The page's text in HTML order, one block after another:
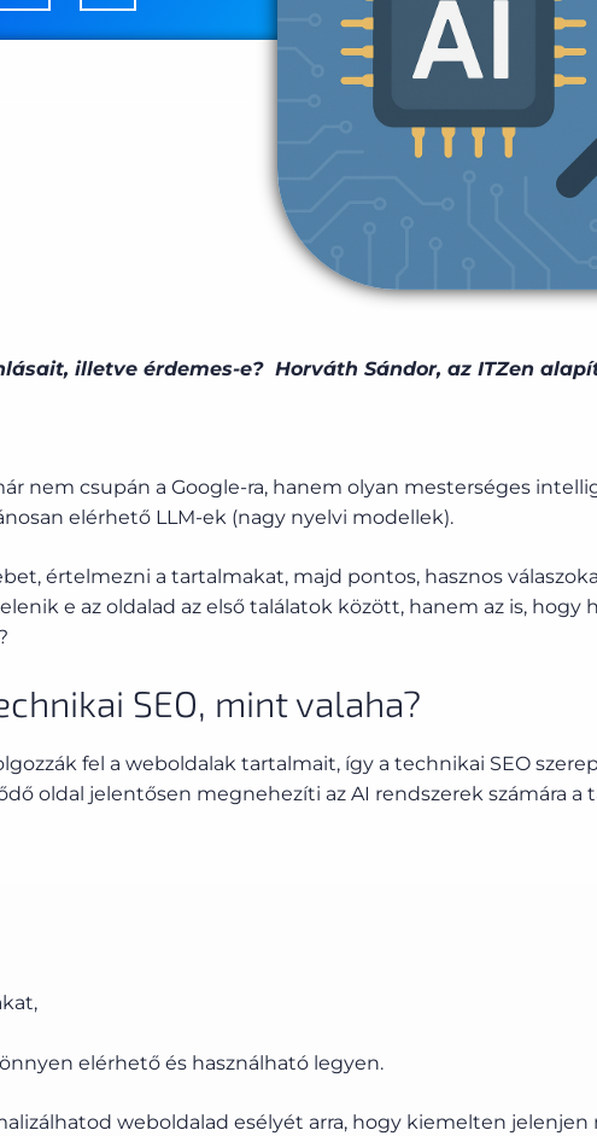
illetve érdemes-e? Horváth Sándor, az ITZen
nem csupán a Google-ra, hanem olyan mesterséges
elérhető LLM-ek (nagy nyelvi modellek).
értelmezni a tartalmakat, majd pontos, hasznos
e az oldalad az első találatok között, hanem az is, hogy
SEO, mint valaha?
fel a weboldalak tartalmait, így a technikai SEO
oldal jelentősen megnehezíti az AI rendszerek számára
elérhető és használható legyen.
weboldalad esélyét arra, hogy kiemelten jelenjen